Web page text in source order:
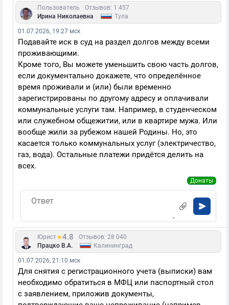
Пользователь
Отзывов: 1 457
Ирина Николаевна
Тула
01.07.2026, 19:27 мск
Подавайте иск в суд на раздел долгов между всеми
проживающими.
Кроме того, Вы можете уменьшить свою часть долгов,
если документально докажете, что определённое
время проживали и (или) были временно
зарегистрированы по другому адресу и оплачивали
коммунальные услуги там. Например, в студенческом
или служебном общежитии, или в квартире мужа. Или
вообще жили за рубежом нашей Родины. Но, это
касается только коммунальных услуг (электричество,
газ, вода). Остальные платежи придётся делить на
всех.
Донаты
Юрист 4.8
Отзывов: 28 040
Працко В.А.
Калининград
01.07.2026, 21:10 мск
Для снятия с регистрационного учета (выписки) вам
необходимо обратиться в МФЦ или паспортный стол
с заявлением, приложив документы,